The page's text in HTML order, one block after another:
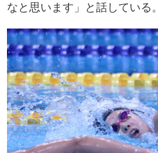
なと思います」と話している。